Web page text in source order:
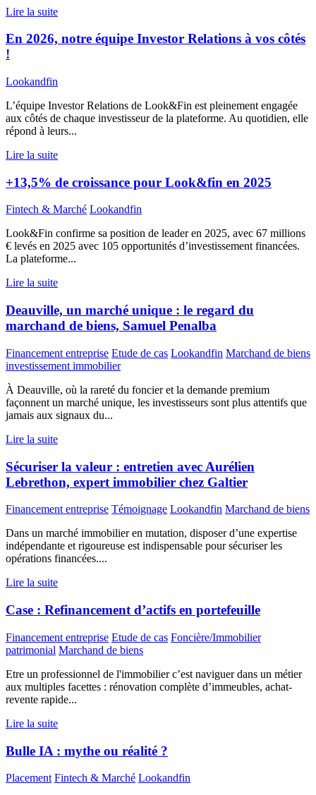
Lire la suite
En 2026, notre équipe Investor Relations à vos côtés
!
Lookandfin
L’équipe Investor Relations de Look&Fin est pleinement engagée
aux côtés de chaque investisseur de la plateforme. Au quotidien, elle
répond à leurs...
Lire la suite
+13,5% de croissance pour Look&fin en 2025
Fintech & Marché Lookandfin
Look&Fin confirme sa position de leader en 2025, avec 67 millions
€ levés en 2025 avec 105 opportunités d’investissement financées.
La plateforme...
Lire la suite
Deauville, un marché unique : le regard du
marchand de biens, Samuel Penalba
Financement entreprise Etude de cas Lookandfin Marchand de biens
investissement immobilier
À Deauville, où la rareté du foncier et la demande premium
façonnent un marché unique, les investisseurs sont plus attentifs que
jamais aux signaux du...
Lire la suite
Sécuriser la valeur : entretien avec Aurélien
Lebrethon, expert immobilier chez Galtier
Financement entreprise Témoignage Lookandfin Marchand de biens
Dans un marché immobilier en mutation, disposer d’une expertise
indépendante et rigoureuse est indispensable pour sécuriser les
opérations financées....
Lire la suite
Case : Refinancement d’actifs en portefeuille
Financement entreprise Etude de cas Foncière/Immobilier
patrimonial Marchand de biens
Etre un professionnel de l'immobilier c’est naviguer dans un métier
aux multiples facettes : rénovation complète d’immeubles, achat-
revente rapide...
Lire la suite
Bulle IA : mythe ou réalité ?
Placement Fintech & Marché Lookandfin